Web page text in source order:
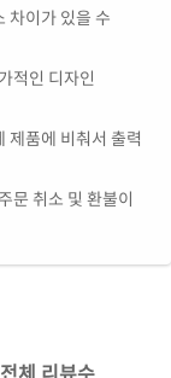
차이가 있을 수
적인 디자인
제품에 비춰서 출력
문 취소 및 환불이